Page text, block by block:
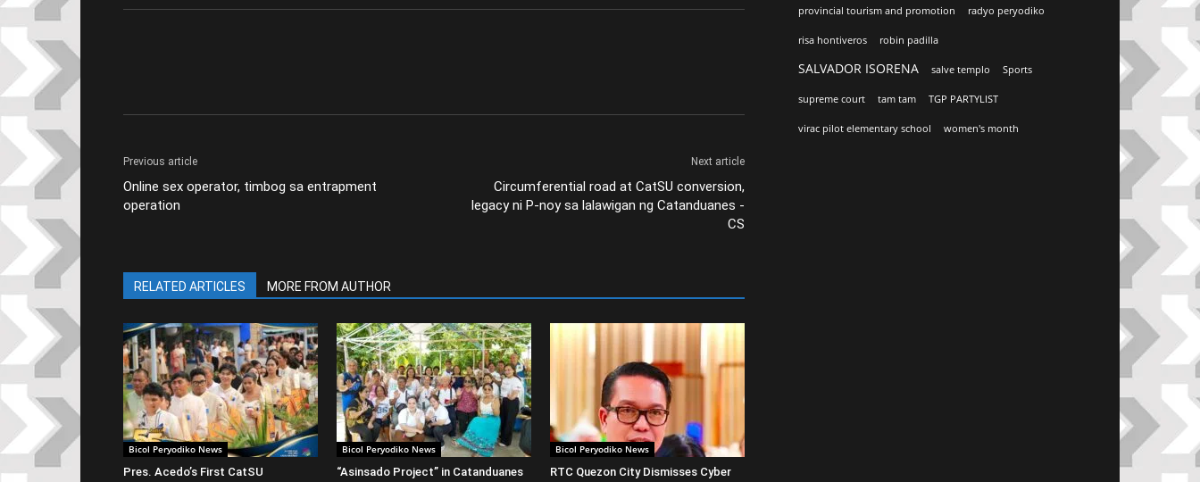
Previous article
Online sex operator, timbog sa entrapment
operation
Next article
Circumferential road at CatSU conversion,
legacy ni P-noy sa lalawigan ng Catanduanes -
CS
RELATED ARTICLES MORE FROM AUTHOR
Bicol Peryodiko News
Pres. Acedo’s First CatSU
Bicol Peryodiko News
“Asinsado Project” in Catanduanes
Bicol Peryodiko News
RTC Quezon City Dismisses Cyber
provincial tourism and promotion radyo peryodiko
risa hontiveros robin padilla
SALVADOR ISORENA salve templo Sports
supreme court tam tam TGP PARTYLIST
virac pilot elementary school women's month